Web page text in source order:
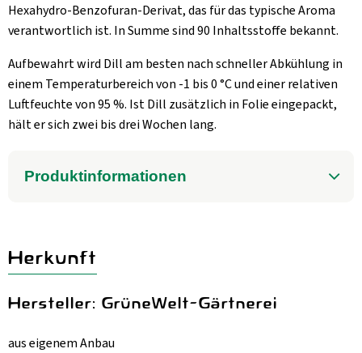
Hexahydro-Benzofuran-Derivat, das für das typische Aroma
verantwortlich ist. In Summe sind 90 Inhaltsstoffe bekannt.
Aufbewahrt wird Dill am besten nach schneller Abkühlung in
einem Temperaturbereich von -1 bis 0 °C und einer relativen
Luftfeuchte von 95 %. Ist Dill zusätzlich in Folie eingepackt,
hält er sich zwei bis drei Wochen lang.
Produktinformationen
Herkunft
Hersteller: GrüneWelt-Gärtnerei
aus eigenem Anbau